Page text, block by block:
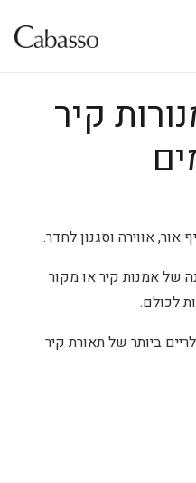
קיר
אור, אווירה וסגנון לחדר.
של אמנות קיר או מקור
לכולם.
ביותר של תאורת קיר